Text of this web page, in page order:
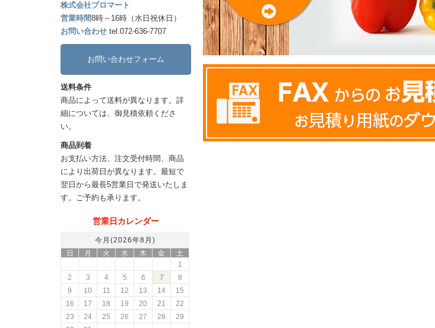
株式会社プロマート
営業時間8時～16時（水日祝休日）
お問い合わせ tel.072-636-7707
お問い合わせフォーム
送料条件
商品によって送料が異なります。詳
細については、御見積依頼くださ
い。
商品到着
お支払い方法、注文受付時間、商品
により出荷日が異なります。最短で
翌日から最長5営業日で発送いたしま
す。ご予約も承ります。
営業日カレンダー
今月(2026年8月)
日
月 火 水 木 金
土
1
2
3 4 5 6 7
8
9
10 11 12 13 14
15
16
17 18 19 20 21
22
23
24 25 26 27 28
29